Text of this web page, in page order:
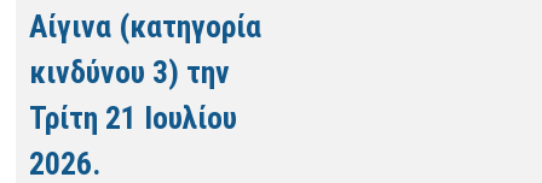
Αίγινα (κατηγορία
κινδύνου 3) την
Τρίτη 21 Ιουλίου
2026.